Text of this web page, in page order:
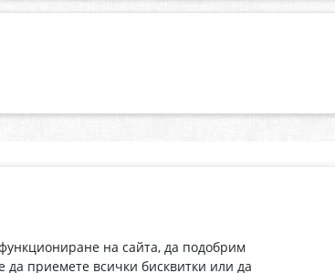
за лични данни .
ePharm.bg е
„Ванчева“, които повече
своите пациенти.
на сайта, да подобрим
приемете всички бисквитки или да